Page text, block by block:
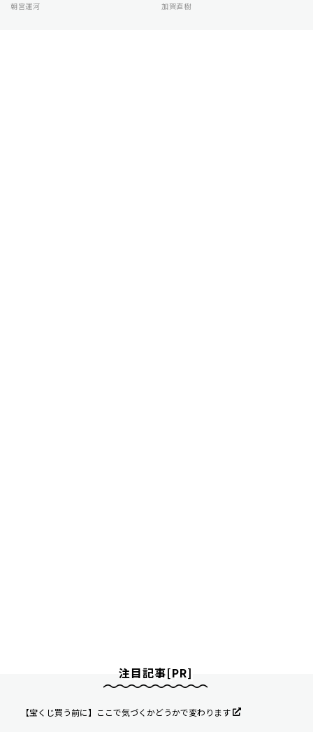
朝宮運河
加賀直樹
注目記事[PR]
【宝くじ買う前に】ここで気づくかどうかで変わります